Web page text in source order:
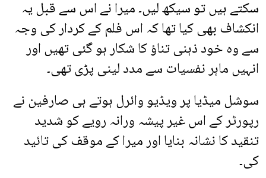
سکتے ہیں تو سیکھ لیں۔ میرا نے اس سے قبل یہ
انکشاف بھی کیا تھا کہ اس فلم کے کردار کی وجہ
سے وہ خود ذہنی تناؤ کا شکار ہو گئی تھیں اور
انہیں ماہر نفسیات سے مدد لینی پڑی تھی۔
سوشل میڈیا پر ویڈیو وائرل ہوتے ہی صارفین نے
رپورٹر کے اس غیر پیشہ ورانہ رویے کو شدید
تنقید کا نشانہ بنایا اور میرا کے موقف کی تائید
کی۔